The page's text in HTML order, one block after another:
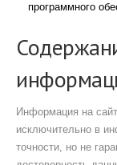
программного
Информация на
исключительно в
точности, но не